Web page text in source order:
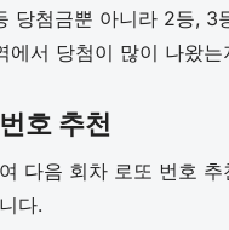
당첨금뿐 아니라 2등,
서 당첨이 많이 나왔
호 추천
다음 회차 로또 번호
다.